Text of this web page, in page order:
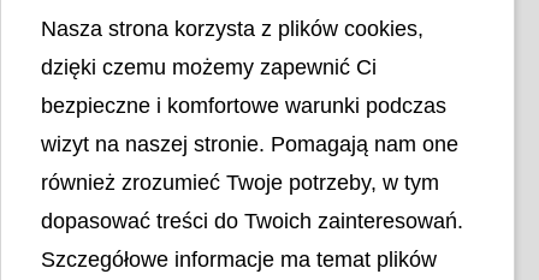
Liczba odwiedzin
Polityka prywatności
Nasza strona korzysta z plików cookies,
dzięki czemu możemy zapewnić Ci
bezpieczne i komfortowe warunki podczas
wizyt na naszej stronie. Pomagają nam one
również zrozumieć Twoje potrzeby, w tym
dopasować treści do Twoich zainteresowań.
Szczegółowe informacje ma temat plików